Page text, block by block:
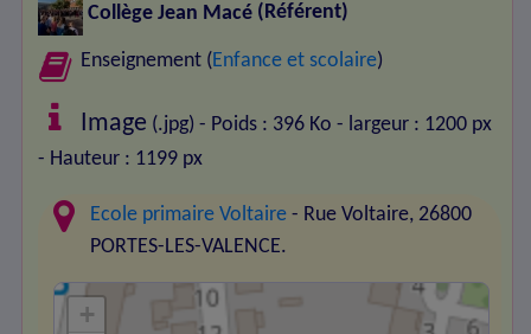
Collège Jean Macé (Référent)
Enseignement (Enfance et scolaire)
Image (.jpg) - Poids : 396 Ko - largeur : 1200 px
- Hauteur : 1199 px
Ecole primaire Voltaire - Rue Voltaire, 26800
PORTES-LES-VALENCE.
+